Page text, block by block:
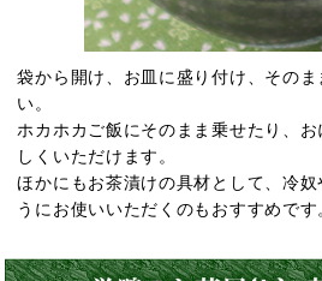
袋から開け、お皿に盛り付け、その
い。
ホカホカご飯にそのまま乗せたり、
しくいただけます。
ほかにもお茶漬けの具材として、冷
うにお使いいただくのもおすすめです